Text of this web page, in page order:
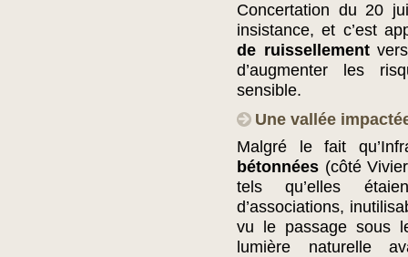
Concertation du 20
insistance, et c’est
de ruissellement
d’augmenter les
sensible.
Une vallée
Malgré le fait
bétonnées (côté
tels qu’elles
d’associations,
vu le passage sous
lumière naturelle